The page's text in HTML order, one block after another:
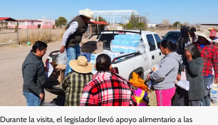
Durante la visita, el legislador llevó apoyo alimentario a las